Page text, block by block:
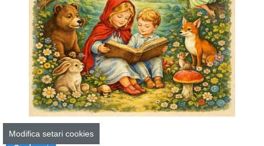
Modifica setari cookies